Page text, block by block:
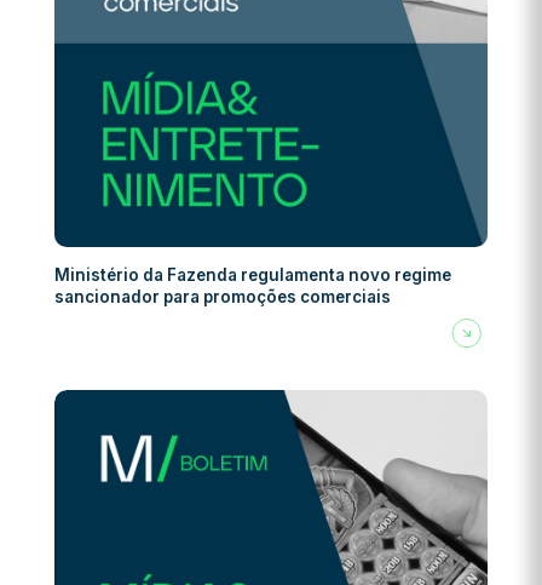
Ministério da Fazenda regulamenta novo regime
sancionador para promoções comerciais